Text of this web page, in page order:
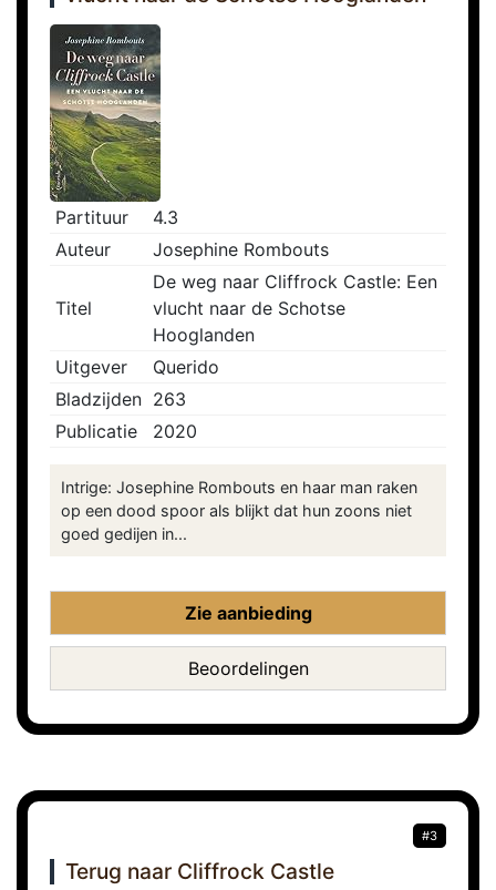
Partituur
4.3
Auteur
Josephine Rombouts
Titel
De weg naar Cliffrock Castle: Een
vlucht naar de Schotse
Hooglanden
Uitgever
Querido
Bladzijden 263
Publicatie
2020
Intrige: Josephine Rombouts en haar man raken
op een dood spoor als blijkt dat hun zoons niet
goed gedijen in...
Zie aanbieding
Beoordelingen
#3
Terug naar Cliffrock Castle